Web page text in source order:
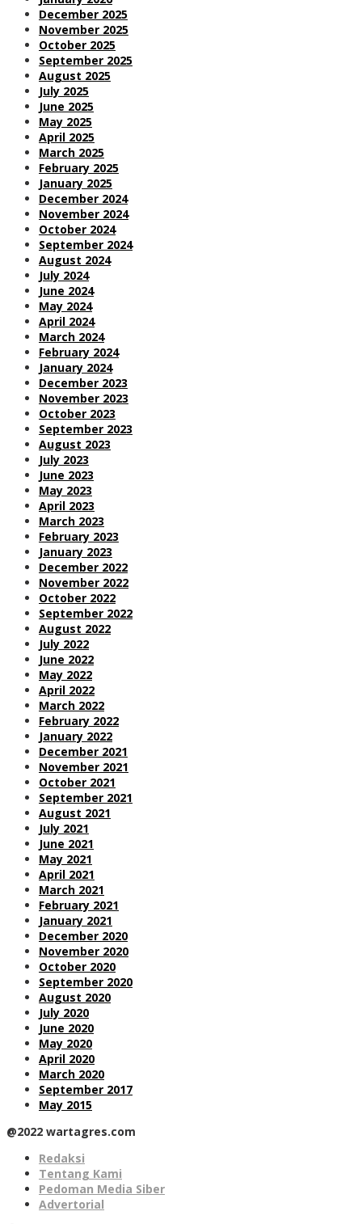
December 2025
November 2025
October 2025
September 2025
August 2025
July 2025
June 2025
May 2025
April 2025
March 2025
February 2025
January 2025
December 2024
November 2024
October 2024
September 2024
August 2024
July 2024
June 2024
May 2024
April 2024
March 2024
February 2024
January 2024
December 2023
November 2023
October 2023
September 2023
August 2023
July 2023
June 2023
May 2023
April 2023
March 2023
February 2023
January 2023
December 2022
November 2022
October 2022
September 2022
August 2022
July 2022
June 2022
May 2022
April 2022
March 2022
February 2022
January 2022
December 2021
November 2021
October 2021
September 2021
August 2021
July 2021
June 2021
May 2021
April 2021
March 2021
February 2021
January 2021
December 2020
November 2020
October 2020
September 2020
August 2020
July 2020
June 2020
May 2020
April 2020
March 2020
September 2017
May 2015
@2022 wartagres.com
Redaksi
Tentang Kami
Pedoman Media Siber
Advertorial